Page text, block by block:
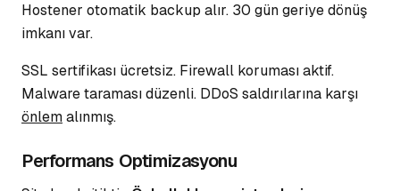
Hostener otomatik backup alır. 30 gün geriye dönüş
imkanı var.
SSL sertifikası ücretsiz. Firewall korumasıaktif.
Malware taraması düzenli. DDoS saldırılarına karşı
önlemalınmış.
Performans Optimizasyonu